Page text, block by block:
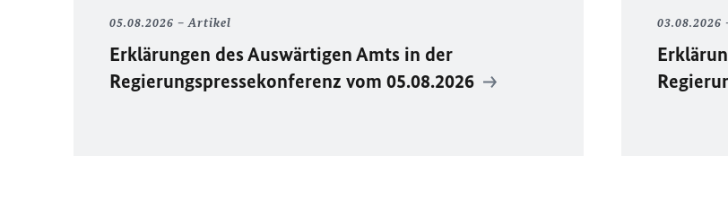
05.08.2026 Artikel
Erklärungen des Auswärtigen Amts in der
Regierungspressekonferenz vom 05.08.2026
03.08.2026